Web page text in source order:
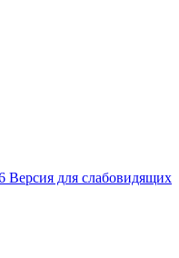
Версия для слабовидящих